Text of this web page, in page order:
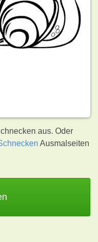
aus. Oder
Ausmalseiten